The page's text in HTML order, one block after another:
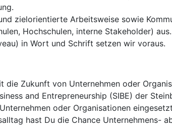
zielorientierte Arbeitsweise sowie
Hochschulen, interne Stakeholder) aus.
in Wort und Schrift setzen wir voraus.
die Zukunft von Unternehmen oder
and Entrepreneurship (SIBE) der
oder Organisationen
hast Du die Chance Unternehmens-